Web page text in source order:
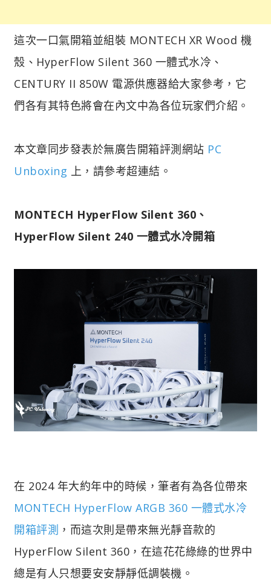
這次一口氣開箱並組裝 MONTECH XR Wood 機
殼、HyperFlow Silent 360 一體式水冷、
CENTURY II 850W 電源供應器給大家參考，它
們各有其特色將會在內文中為各位玩家們介紹。
本文章同步發表於無廣告開箱評測網站 PC
Unboxing 上，請參考超連結。
MONTECH HyperFlow Silent 360、
HyperFlow Silent 240 一體式水冷開箱
在 2024 年大約年中的時候，筆者有為各位帶來
MONTECH HyperFlow ARGB 360 一體式水冷
開箱評測 ，而這次則是帶來無光靜音款的
HyperFlow Silent 360，在這花花綠綠的世界中
總是有人只想要安安靜靜低調裝機。